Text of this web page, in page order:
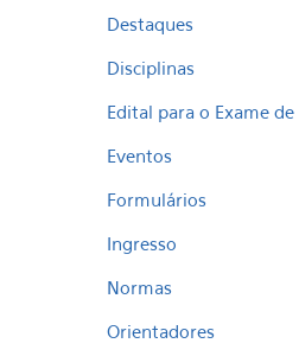
Destaques
Disciplinas
Edital para o Exame
Eventos
Formulários
Ingresso
Normas
Orientadores